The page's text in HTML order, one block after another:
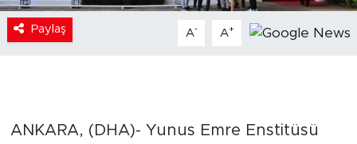
Paylaş A- A+
ANKARA, (DHA)- Yunus Emre Enstitüsü